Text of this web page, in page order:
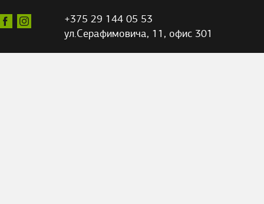
+375 29 144 05 53
ул.Серафимовича, 11, офис 301